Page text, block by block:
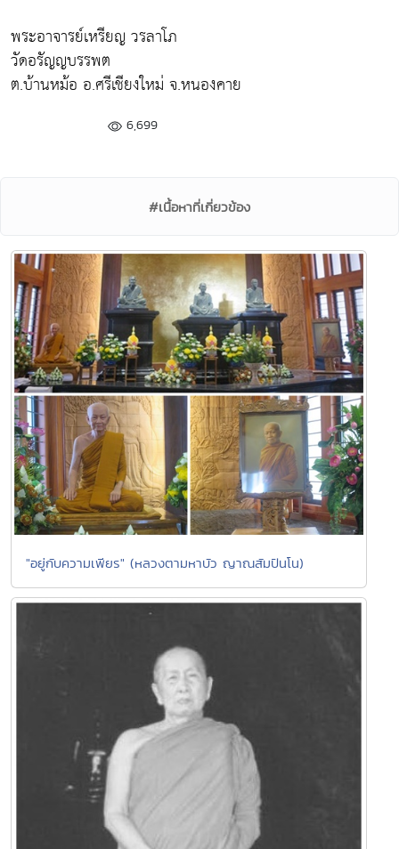
พระอาจารย์เหรียญ วรลาโภ
วัดอรัญญบรรพต
ต.บ้านหม้อ อ.ศรีเชียงใหม่ จ.หนองคาย
6,699
#เนื้อหาที่เกี่ยวข้อง
"อยู่กับความเพียร" (หลวงตามหาบัว ญาณสัมปันโน)